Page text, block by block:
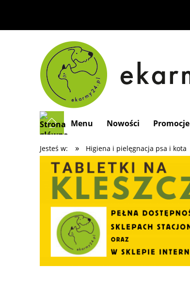
Menu Nowości Promocje
Jesteś w: » Higiena i pielęgnacja psa i kota